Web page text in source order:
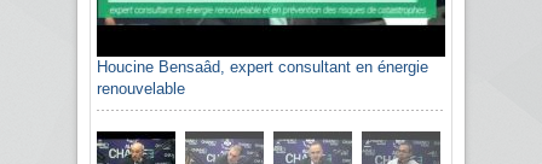
Houcine Bensaâd, expert consultant en énergie
renouvelable